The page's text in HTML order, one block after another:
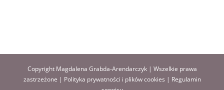
Copyright Magdalena Grabda-Arendarczyk | Wszelkie prawa
zastrzeżone | Polityka prywatności i plików cookies | Regulamin